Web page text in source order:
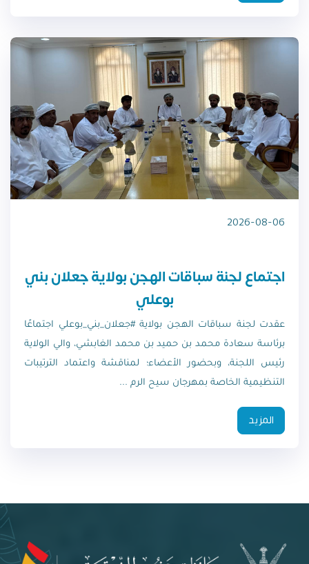
2026-08-06
اجتماع لجنة سباقات الهجن بولاية جعلان بني
بوعلي
عقدت لجنة سباقات الهجن بولاية #جعلان_بني_بوعلي اجتماعًا
برئاسة سعادة محمد بن حميد بن محمد الغابشي، والي الولاية
رئيس اللجنة، وبحضور الأعضاء؛ لمناقشة واعتماد الترتيبات
التنظيمية الخاصة بمهرجان سيح الرم ...
المزيد